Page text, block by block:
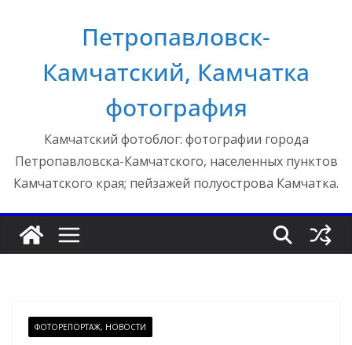
Петропавловск-
Камчатский, Камчатка
фотография
Камчатский фотоблог: фотографии города
Петропавловска-Камчатского, населенных пунктов
Камчатского края; пейзажей полуострова Камчатка.
ФОТОРЕПОРТАЖ, НОВОСТИ